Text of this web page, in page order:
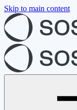
Skip to main content